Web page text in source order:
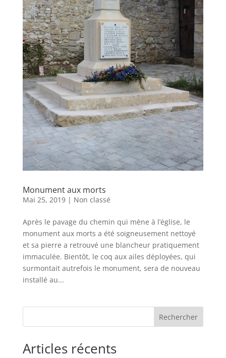
Monument aux morts
Mai 25, 2019| Non classé
Après le pavage du chemin qui mène à l’église, le
monument aux morts a été soigneusement nettoyé
et sa pierre a retrouvé une blancheur pratiquement
immaculée. Bientôt, le coq aux ailes déployées, qui
surmontait autrefois le monument, sera de nouveau
installé au...
Rechercher
Articles récents